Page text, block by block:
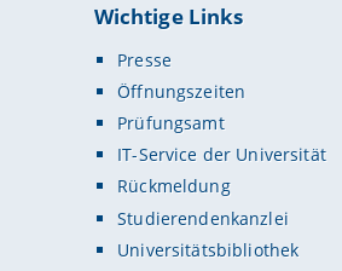
Wichtige Links
Presse
Öffnungszeiten
Prüfungsamt
IT-Service der Universität
Rückmeldung
Studierendenkanzlei
Universitätsbibliothek